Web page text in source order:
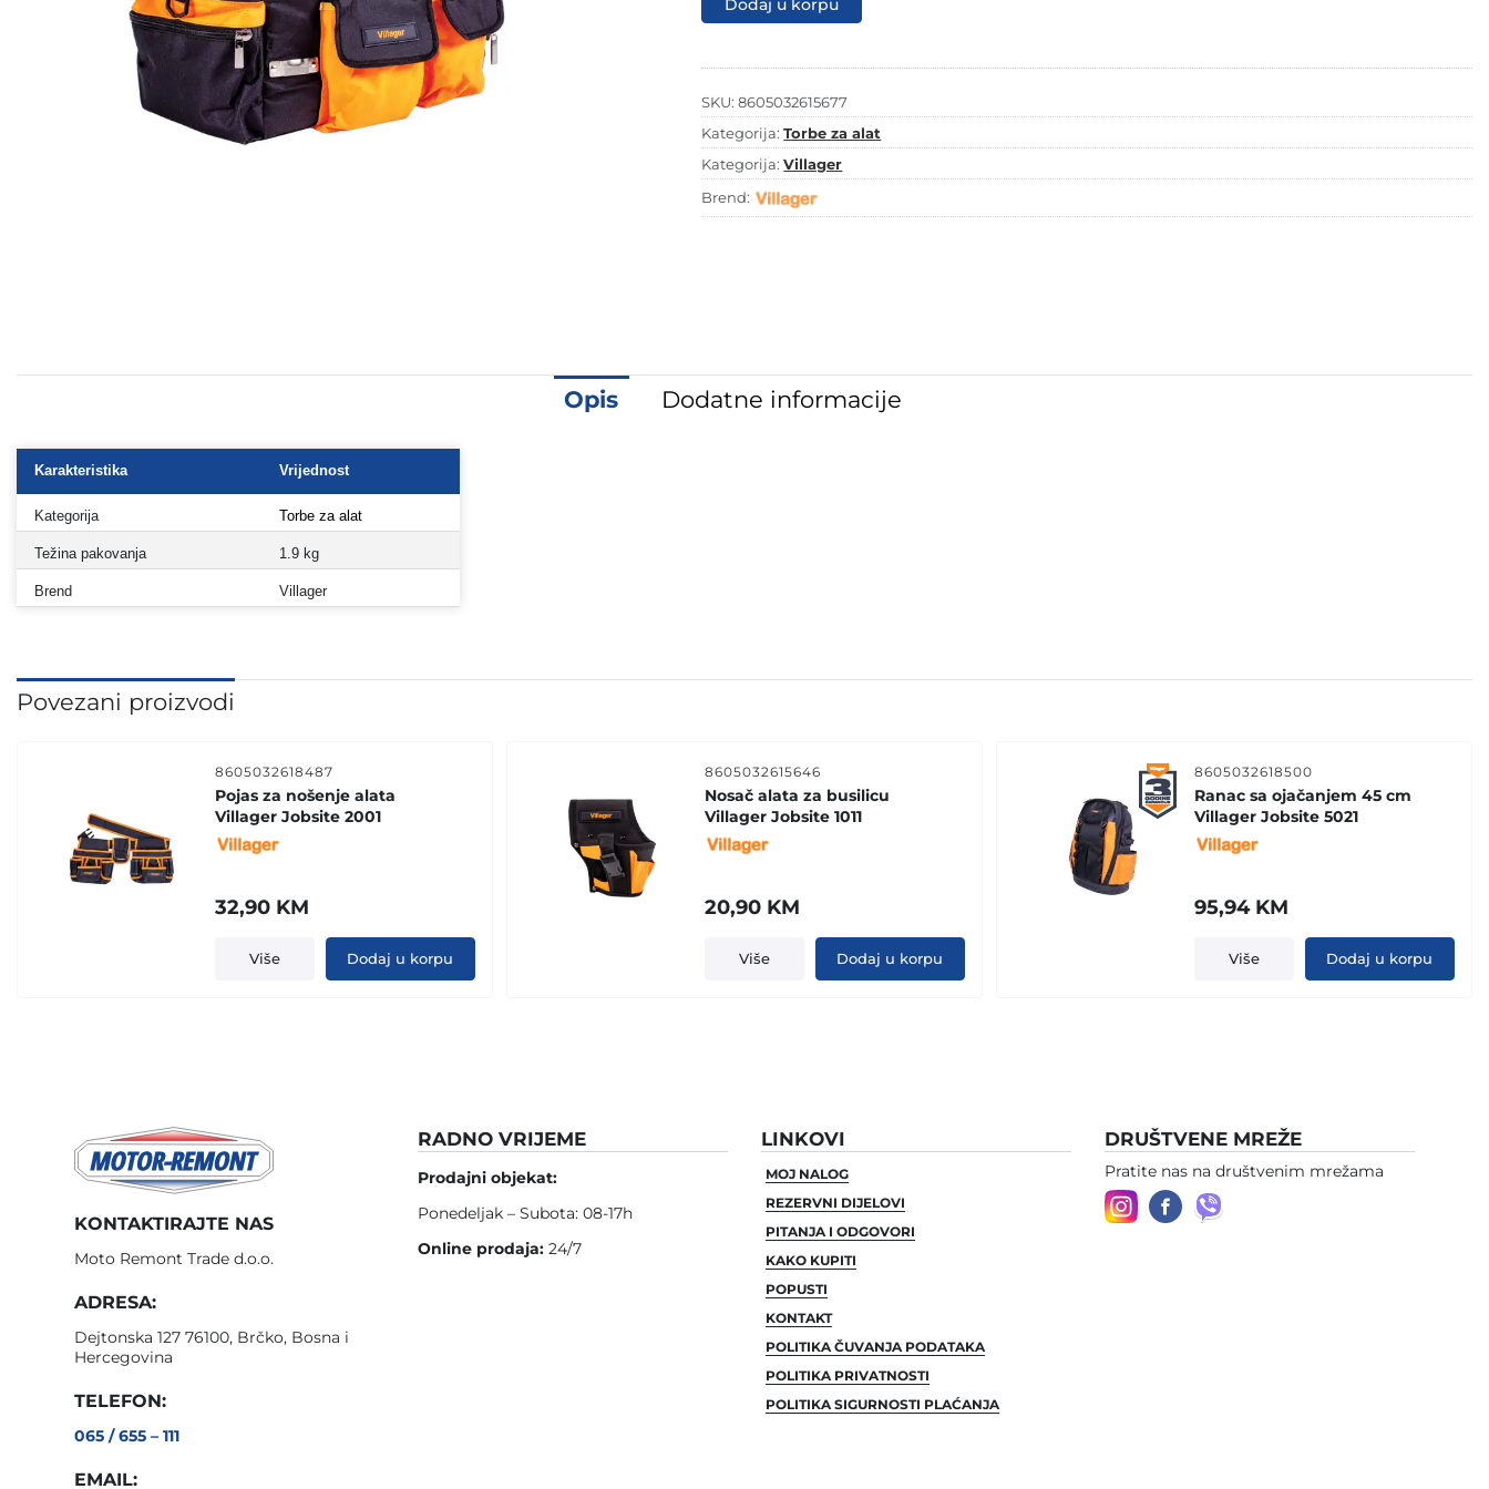
cm
količina
Dodaj u korpu
SKU:8605032615677
Kategorija:Torbe za alat
Kategorija:Villager
Brend:
Opis Dodatne informacije
Karakteristika Vrijednost
Kategorija Torbe za alat
Težina pakovanja 1.9 kg
Brend Villager
Povezani proizvodi
8605032618487
Pojas za nošenje alata
Villager Jobsite 2001
32,90 KM
Više Dodaj u korpu
8605032615646
Nosač alata za busilicu
Villager Jobsite 1011
20,90 KM
Više Dodaj u korpu
8605032618500
Ranac sa ojačanjem 45 cm
Villager Jobsite 5021
95,94 KM
Više Dodaj u korpu
KONTAKTIRAJTE NAS
Moto Remont Trade d.o.o.
ADRESA:
Dejtonska 127 76100, Brčko, Bosna i
Hercegovina
TELEFON:
065 / 655 – 111
EMAIL:
RADNO VRIJEME
Prodajni objekat:
Ponedeljak – Subota: 08-17h
Online prodaja: 24/7
LINKOVI
MOJ NALOG
REZERVNI DIJELOVI
PITANJA I ODGOVORI
KAKO KUPITI
POPUSTI
KONTAKT
POLITIKA ČUVANJA PODATAKA
POLITIKA PRIVATNOSTI
POLITIKA SIGURNOSTI PLAĆANJA
DRUŠTVENE MREŽE
Pratite nas na društvenim mrežama